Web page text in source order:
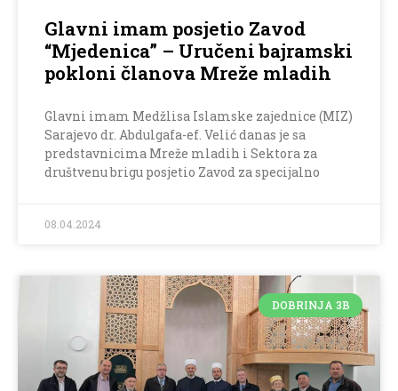
Glavni imam posjetio Zavod
“Mjedenica” – Uručeni bajramski
pokloni članova Mreže mladih
Glavni imam Medžlisa Islamske zajednice (MIZ)
Sarajevo dr. Abdulgafa-ef. Velić danas je sa
predstavnicima Mreže mladih i Sektora za
društvenu brigu posjetio Zavod za specijalno
08.04.2024
DOBRINJA 3B